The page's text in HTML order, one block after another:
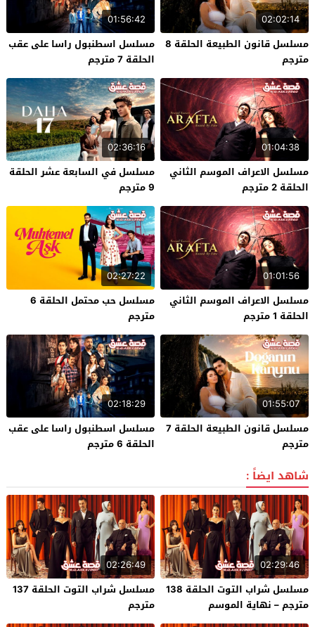
02:02:14
مسلسل قانون الطبيعة الحلقة 8
مترجم
01:56:42
مسلسل اسطنبول راسا على عقب
الحلقة 7 مترجم
01:04:38
مسلسل الاعراف الموسم الثاني
الحلقة 2 مترجم
02:36:16
مسلسل في السابعة عشر الحلقة
9 مترجم
01:01:56
مسلسل الاعراف الموسم الثاني
الحلقة 1 مترجم
02:27:22
مسلسل حب محتمل الحلقة 6
مترجم
01:55:07
مسلسل قانون الطبيعة الحلقة 7
مترجم
02:18:29
مسلسل اسطنبول راسا على عقب
الحلقة 6 مترجم
شاهد ايضاً :
02:29:46
مسلسل شراب التوت الحلقة 138
مترجم – نهاية الموسم
02:26:49
مسلسل شراب التوت الحلقة 137
مترجم